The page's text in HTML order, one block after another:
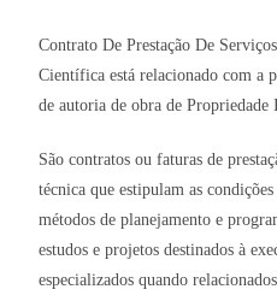
Contrato De Prestação De
Científica está relacionado com a
de autoria de obra de Propriedade
São contratos ou faturas de
técnica que estipulam as condições
métodos de planejamento e
estudos e projetos destinados à
especializados quando